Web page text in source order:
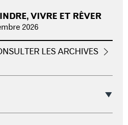
VIVRE ET RÊVER
2026
LES ARCHIVES